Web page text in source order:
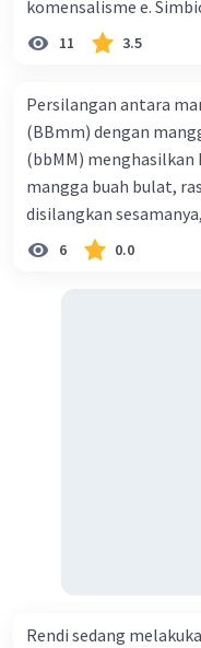
komensalisme e.
11 3.5
Persilangan antara
(BBmm) dengan
(bbMM)
mangga buah bulat,
disilangkan sesamanya, pemyataan di bawah ini yang tidak
benar mengenai
6 0.0
Rendi sedang